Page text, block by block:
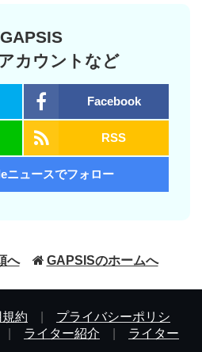
カウントなど
Facebook
RSS
ニュースでフォロー
へ GAPSISのホームへ
規約
プライバシーポリシ
ライター紹介
ライター